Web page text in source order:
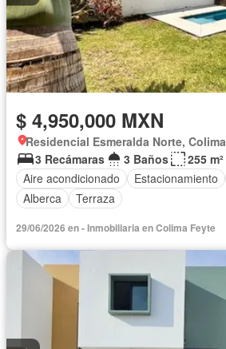
$ 4,950,000 MXN
Residencial Esmeralda Norte, Colima
3 Recámaras
3 Baños
255 m²
Aire acondicionado
Estacionamiento
Alberca
Terraza
29/06/2026 en - Inmobiliaria en Colima Feyte